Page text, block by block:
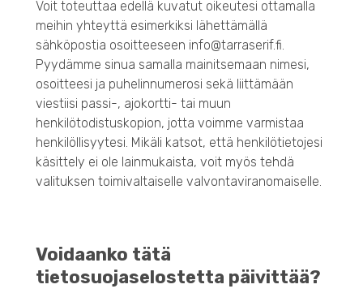
Voit toteuttaa edellä kuvatut oikeutesi ottamalla
meihin yhteyttä esimerkiksi lähettämällä
sähköpostia osoitteeseen info@tarraserif.fi.
Pyydämme sinua samalla mainitsemaan nimesi,
osoitteesi ja puhelinnumerosi sekä liittämään
viestiisi passi-, ajokortti- tai muun
henkilötodistuskopion, jotta voimme varmistaa
henkilöllisyytesi. Mikäli katsot, että henkilötietojesi
käsittely ei ole lainmukaista, voit myös tehdä
valituksen toimivaltaiselle valvontaviranomaiselle.
Voidaanko tätä
tietosuojaselostetta päivittää?